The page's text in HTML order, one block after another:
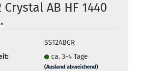
vergessen?
Crystal AB HF 1440
SS12ABCR
ca. 3-4 Tage
(Ausland abweichend)